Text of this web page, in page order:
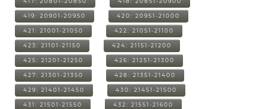
419: 20901-20950 420: 20951-21000
421: 21001-21050 422: 21051-21100
423: 21101-21150 424: 21151-21200
425: 21201-21250 426: 21251-21300
427: 21301-21350 428: 21351-21400
429: 21401-21450 430: 21451-21500
431: 21501-21550 432: 21551-21600